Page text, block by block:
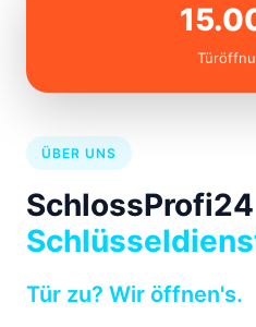
ÜBER UNS
Tür zu? Wir öffnen's.